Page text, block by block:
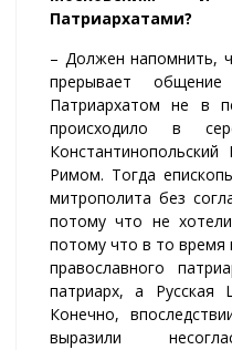
Патриархатами?
– Должен напомнить,
прерывает общение
Патриархатом не в
происходило в
Римом. Тогда
митрополита без
потому что не
потому что в то время
православного
патриарх, а Русская
Конечно,
выразили